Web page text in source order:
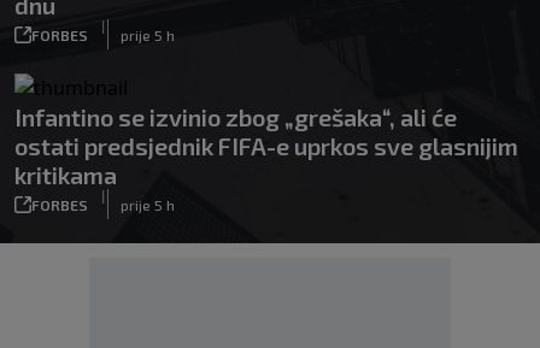
FORBES
|
prije 5 h
Infantino se izvinio zbog „grešaka“, ali će
ostati predsjednik FIFA-e uprkos sve glasnijim
kritikama
FORBES
|
prije 5 h